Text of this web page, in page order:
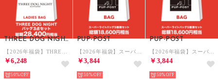
THREE DOG NIGHT SCOTLAND
￥6,248
50%
PUP-POST
￥3,844
50%
PUP-POST
￥3,844
50%